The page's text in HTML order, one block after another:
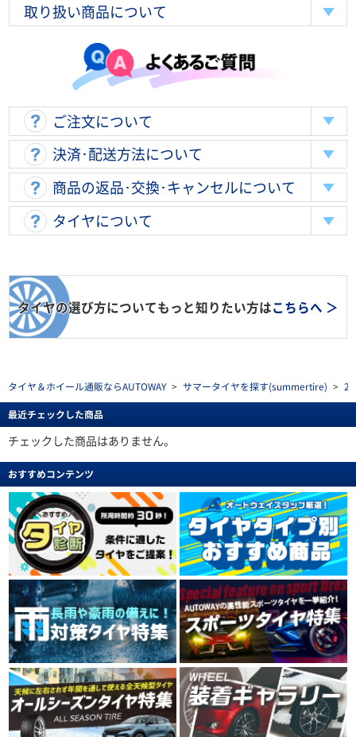
取り扱い商品について
ご注文について
決済･配送方法について
商品の返品･交換･キャンセルについて
タイヤについて
タイヤの選び方についてもっと知りたい方はこちらへ ＞
タイヤ＆ホイール通販ならAUTOWAY > サマータイヤを探す(summertire) >
最近チェックした商品
チェックした商品はありません。
おすすめコンテンツ